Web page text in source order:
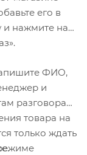
его в
и нажмите на
ФИО,
и
разговора
товара на
только ждать